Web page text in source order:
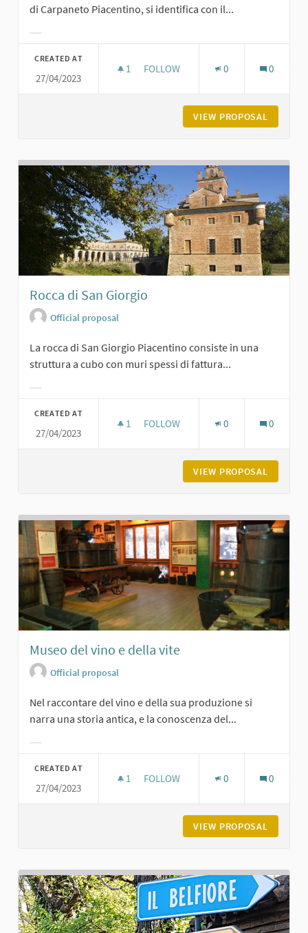
di Carpaneto Piacentino, si identifica con il...
CREATED AT
27/04/2023
1 1 FOLLOWER
FOLLOW 0 0
VIEW PROPOSAL
Rocca di San Giorgio
Official proposal
La rocca di San Giorgio Piacentino consiste in una
struttura a cubo con muri spessi di fattura...
CREATED AT
27/04/2023
1 1 FOLLOWER
FOLLOW 0 0
VIEW PROPOSAL
Museo del vino e della vite
Official proposal
Nel raccontare del vino e della sua produzione si
narra una storia antica, e la conoscenza del...
CREATED AT
27/04/2023
1 1 FOLLOWER
FOLLOW 0 0
VIEW PROPOSAL